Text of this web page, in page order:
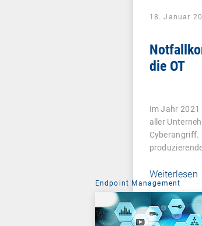
18. Januar
die OT
Im Jahr 2021
aller
Cyberangriff.
Weiterlesen
Endpoint Management